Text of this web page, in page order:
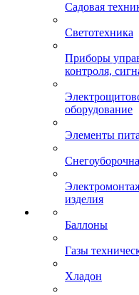
Садовая
Светотехника
Приборы
контроля,
оборудование
Элементы
изделия
Баллоны
Газы
Хладон